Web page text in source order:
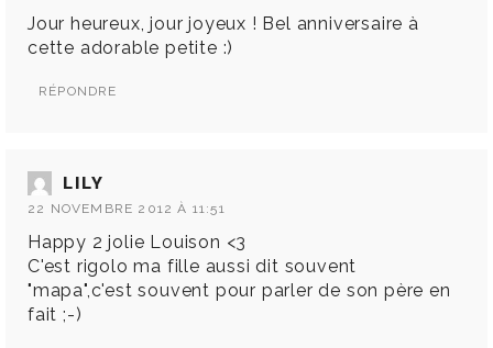
Jour heureux, jour joyeux ! Bel anniversaire à
cette adorable petite :)
RÉPONDRE
LILY
22 NOVEMBRE 2012 À 11:51
Happy 2 jolie Louison <3
C'est rigolo ma fille aussi dit souvent
"mapa",c'est souvent pour parler de son père en
fait ;-)